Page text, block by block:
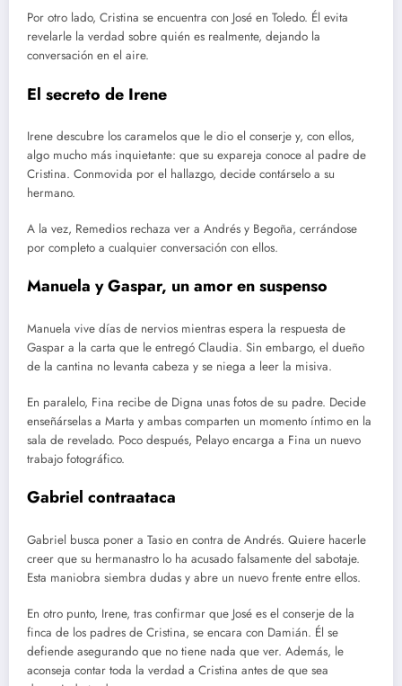
Por otro lado, Cristina se encuentra con José en Toledo. Él evita
revelarle la verdad sobre quién es realmente, dejando la
conversación en el aire.
El secreto de Irene
Irene descubre los caramelos que le dio el conserje y, con ellos,
algo mucho más inquietante: que su expareja conoce al padre de
Cristina. Conmovida por el hallazgo, decide contárselo a su
hermano.
A la vez, Remedios rechaza ver a Andrés y Begoña, cerrándose
por completo a cualquier conversación con ellos.
Manuela y Gaspar, un amor en suspenso
Manuela vive días de nervios mientras espera la respuesta de
Gaspar a la carta que le entregó Claudia. Sin embargo, el dueño
de la cantina no levanta cabeza y se niega a leer la misiva.
En paralelo, Fina recibe de Digna unas fotos de su padre. Decide
enseñárselas a Marta y ambas comparten un momento íntimo en la
sala de revelado. Poco después, Pelayo encarga a Fina un nuevo
trabajo fotográfico.
Gabriel contraataca
Gabriel busca poner a Tasio en contra de Andrés. Quiere hacerle
creer que su hermanastro lo ha acusado falsamente del sabotaje.
Esta maniobra siembra dudas y abre un nuevo frente entre ellos.
En otro punto, Irene, tras confirmar que José es el conserje de la
finca de los padres de Cristina, se encara con Damián. Él se
defiende asegurando que no tiene nada que ver. Además, le
aconseja contar toda la verdad a Cristina antes de que sea